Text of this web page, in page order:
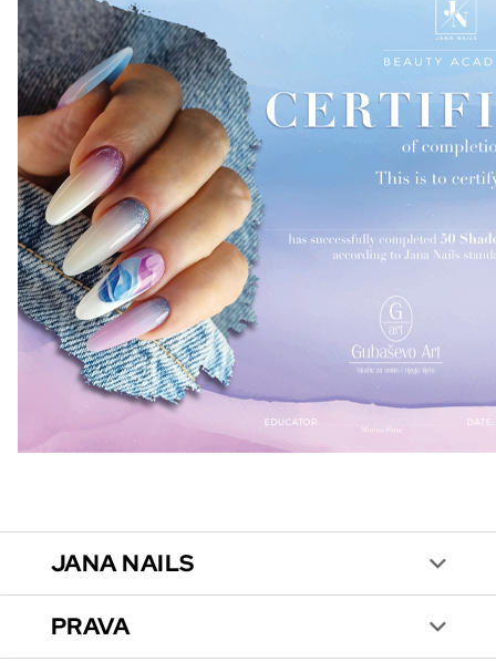
JANA NAILS
PRAVA